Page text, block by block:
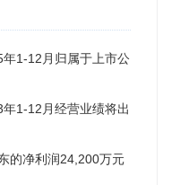
1-12月归属于上市公
1-12月经营业绩将出
的净利润24,200万元